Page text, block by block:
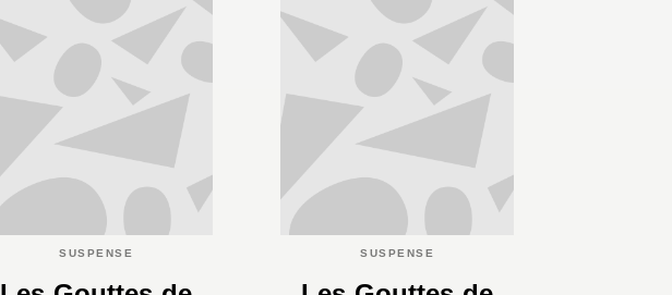
SUSPENSE SUSPENSE